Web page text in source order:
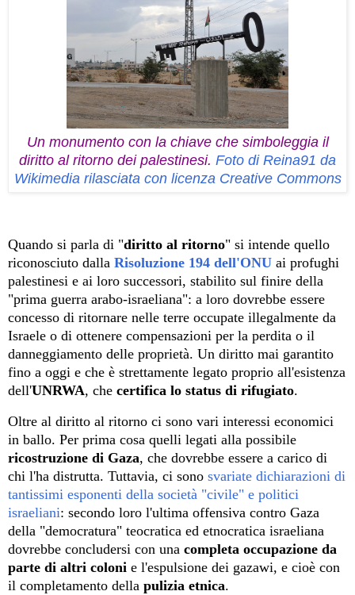
Un monumento con la chiave che simboleggia il
diritto al ritorno dei palestinesi. Foto di Reina91 da
Wikimedia rilasciata con licenza Creative Commons
Quando si parla di "diritto al ritorno" si intende quello
riconosciuto dalla Risoluzione 194 dell'ONU ai profughi
palestinesi e ai loro successori, stabilito sul finire della
"prima guerra arabo-israeliana": a loro dovrebbe essere
concesso di ritornare nelle terre occupate illegalmente da
Israele o di ottenere compensazioni per la perdita o il
danneggiamento delle proprietà. Un diritto mai garantito
fino a oggi e che è strettamente legato proprio all'esistenza
dell'UNRWA, che certifica lo status di rifugiato.
Oltre al diritto al ritorno ci sono vari interessi economici
in ballo. Per prima cosa quelli legati alla possibile
ricostruzione di Gaza, che dovrebbe essere a carico di
chi l'ha distrutta. Tuttavia, ci sono svariate dichiarazioni di
tantissimi esponenti della società "civile" e politici
israeliani: secondo loro l'ultima offensiva contro Gaza
della "democratura" teocratica ed etnocratica israeliana
dovrebbe concludersi con una completa occupazione da
parte di altri coloni e l'espulsione dei gazawi, e cioè con
il completamento della pulizia etnica.